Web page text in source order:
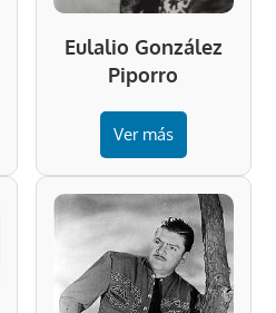
Eulalio González
Piporro
Ver más